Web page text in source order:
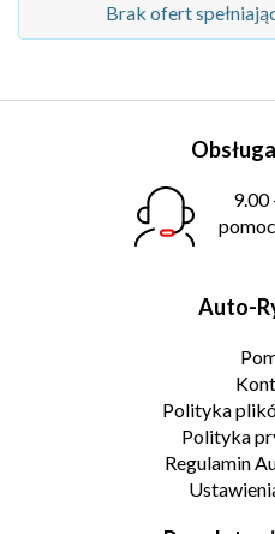
Brak ofert
9.00
Auto-
Polityka
Polityka
Regulamin